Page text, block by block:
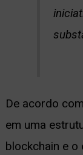
De acordo
em uma
blockchain e o